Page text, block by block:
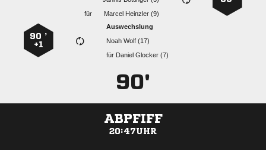
für
  
Auswechslung
  
für   
90 ’
+1
90'
ABPFIFF
20:47UHR